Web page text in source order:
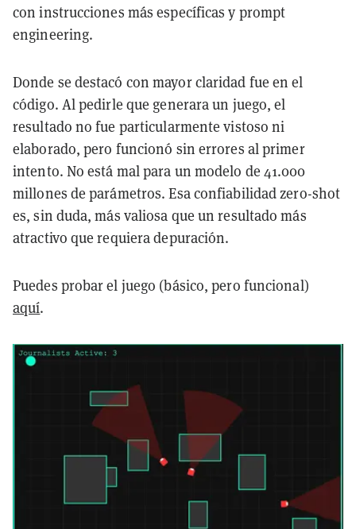
con instrucciones más específicas y prompt
engineering.
Donde se destacó con mayor claridad fue en el
código. Al pedirle que generara un juego, el
resultado no fue particularmente vistoso ni
elaborado, pero funcionó sin errores al primer
intento. No está mal para un modelo de 41.000
millones de parámetros. Esa confiabilidad zero-shot
es, sin duda, más valiosa que un resultado más
atractivo que requiera depuración.
Puedes probar el juego (básico, pero funcional)
aquí.